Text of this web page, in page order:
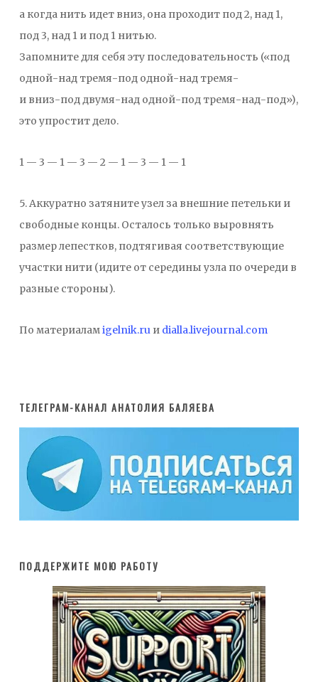
а когда нить идет вниз, она проходит под 2, над 1,
под 3, над 1 и под 1 нитью.
Запомните для себя эту последовательность («под
одной-над тремя-под одной-над тремя-
и вниз-под двумя-над одной-под тремя-над-под»),
это упростит дело.
1 — 3 — 1 — 3 — 2 — 1 — 3 — 1 — 1
5. Аккуратно затяните узел за внешние петельки и
свободные концы. Осталось только выровнять
размер лепестков, подтягивая соответствующие
участки нити (идите от середины узла по очереди в
разные стороны).
По материаламigelnik.ru и dialla.livejournal.com
ТЕЛЕГРАМ-КАНАЛ АНАТОЛИЯ БАЛЯЕВА
ПОДДЕРЖИТЕ МОЮ РАБОТУ